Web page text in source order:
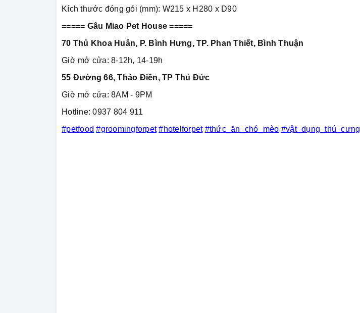
Kích thước đóng gói (mm): W215 x H280 x D90
===== Gâu Miao Pet House =====
70 Thủ Khoa Huân, P. Bình Hưng, TP. Phan Thiết, Bình Thuận
Giờ mở cửa: 8-12h, 14-19h
55 Đường 66, Thảo Điền, TP Thủ Đức
Giờ mở cửa: 8AM - 9PM
Hotline: 0937 804 911
#petfood #groomingforpet #hotelforpet #thức_ăn_chó_mèo #vật_dụng_thú_cưng